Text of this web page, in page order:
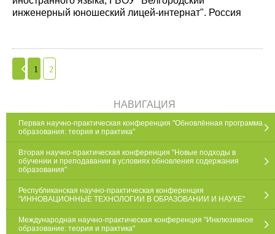
инженерный юношеский лицей-интернат". Россия
1 2
НАВИГАЦИЯ
Первая научно-практическая конференция "Обновлённая программа
образования: теория и практика"
Вторая научно-практическая конференция "Новые подходы в
обучении и преподавании в условиях обновления содержания
образования"
Республиканская научно-практическая конференция
"ИННОВАЦИОННЫЕ ТЕХНОЛОГИИ В ОБРАЗОВАНИИ И НАУКЕ"
Международная научно-практическая конференция "Инклюзивное
образование: теория и практика"